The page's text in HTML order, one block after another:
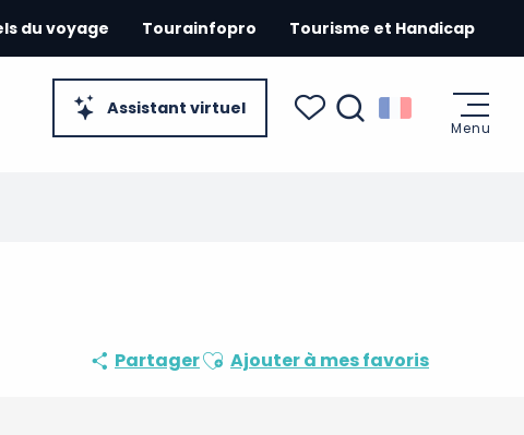
Assistant virtuel
du voyage Tourainfopro Tourisme et Handicap
Menu
PartagerAjouter aux favoris
Ajouter à mes favoris